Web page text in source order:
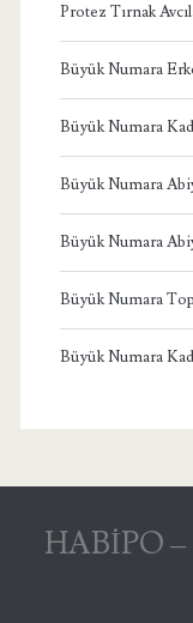
Protez Tırnak
Büyük Numara
Büyük Numara
Büyük Numara
Büyük Numara
Büyük Numara
Büyük Numara
HABİPO